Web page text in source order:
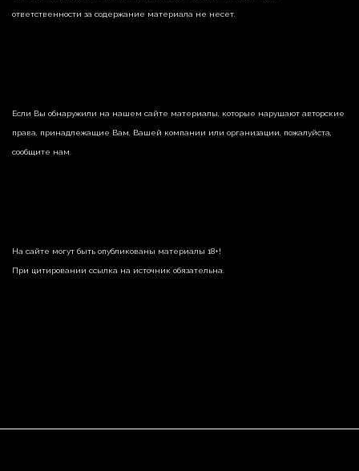
ответственности за содержание материала не несет.
Если Вы обнаружили на нашем сайте материалы, которые нарушают авторские
права, принадлежащие Вам, Вашей компании или организации, пожалуйста,
сообщите нам.
На сайте могут быть опубликованы материалы 18+!
При цитировании ссылка на источник обязательна.